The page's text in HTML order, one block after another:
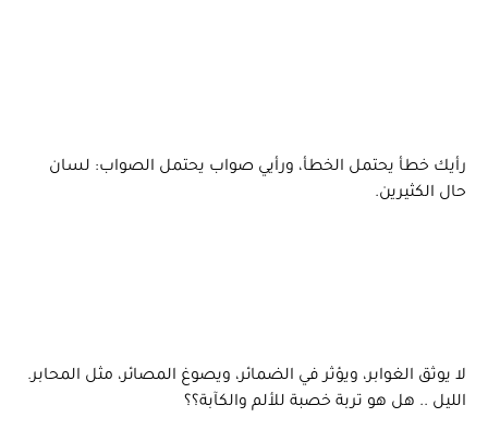
رأيك خطأ يحتمل الخطأ، ورأيي صواب يحتمل الصواب: لسان
حال الكثيرين.
لا يوثق الغوابر، ويؤثر في الضمائر، ويصوغ المصائر، مثل المحابر.
الليل .. هل هو تربة خصبة للألم والكآبة؟؟